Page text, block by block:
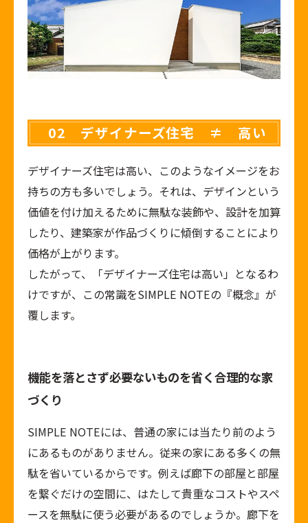
02 デザイナーズ住宅 ≠ 高い
デザイナーズ住宅は高い、このようなイメージをお
持ちの方も多いでしょう。それは、デザインという
価値を付け加えるために無駄な装飾や、設計を加算
したり、建築家が作品づくりに傾倒することにより
価格が上がります。
したがって、「デザイナーズ住宅は高い」となるわ
けですが、この常識をSIMPLE NOTEの『概念』が
覆します。
機能を落とさず必要ないものを省く合理的な家
づくり
SIMPLE NOTEには、普通の家には当たり前のよう
にあるものがありません。従来の家にある多くの無
駄を省いているからです。例えば廊下の部屋と部屋
を繋ぐだけの空間に、はたして貴重なコストやスペ
ースを無駄に使う必要があるのでしょうか。廊下を